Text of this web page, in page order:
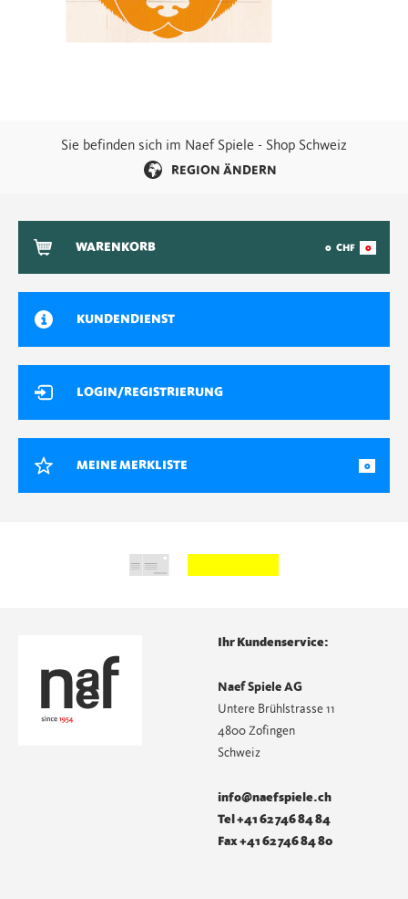
Sie befinden sich im Naef Spiele - Shop Schweiz
REGION ÄNDERN
WARENKORB 0 CHF 0
KUNDENDIENST
LOGIN/REGISTRIERUNG
MEINE MERKLISTE 0
Ihr Kundenservice:
Naef Spiele AG
Untere Brühlstrasse 11
4800 Zofingen
Schweiz
info@naefspiele.ch
Tel +41 62 746 84 84
Fax +41 62 746 84 80